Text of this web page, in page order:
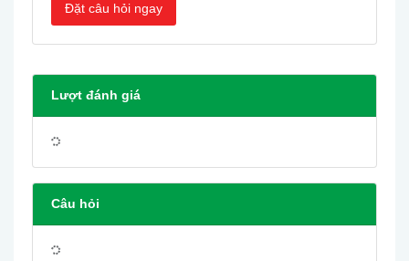
Đặt câu hỏi ngay
Lượt đánh giá
Câu hỏi